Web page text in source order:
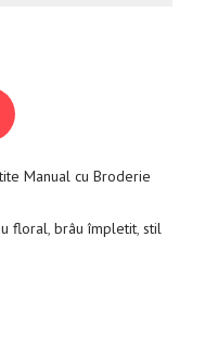
Manual cu Broderie
floral, brâu împletit, stil